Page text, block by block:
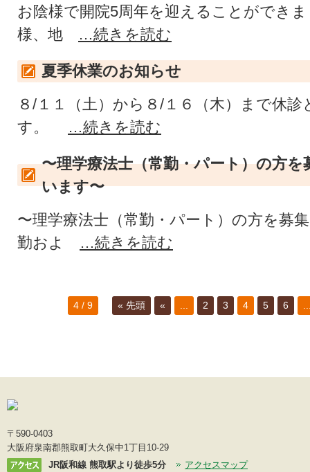
お陰様で開院5周年を迎えることができ
様、地
…続きを読む
夏季休業のお知らせ
８/１１（土）から８/１６（木）まで休
す。
…続きを読む
〜理学療法士（常勤・パート）の方を
います〜
〜理学療法士（常勤・パート）の方を募
勤およ
…続きを読む
4 / 9 « 先頭 « 2 3 4 5 6
〒590-0403
大阪府泉南郡熊取町大久保中1丁目10-29
JR阪和線 熊取駅より徒歩5分
アクセスマップ